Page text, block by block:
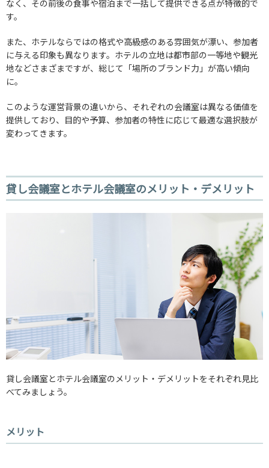
なく、その前後の食事や宿泊まで一括して提供できる点が特徴的で
す。
また、ホテルならではの格式や高級感のある雰囲気が漂い、参加者
に与える印象も異なります。ホテルの立地は都市部の一等地や観光
地などさまざまですが、総じて「場所のブランド力」が高い傾向
に。
このような運営背景の違いから、それぞれの会議室は異なる価値を
提供しており、目的や予算、参加者の特性に応じて最適な選択肢が
変わってきます。
貸し会議室とホテル会議室のメリット・デメリット
貸し会議室とホテル会議室のメリット・デメリットをそれぞれ見比
べてみましょう。
メリット